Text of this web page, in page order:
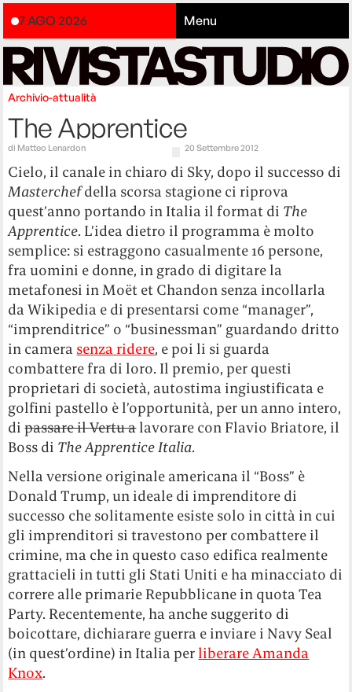
7 AGO 2026 Menu
Archivio-attualità
The Apprentice
di Matteo Lenardon 20 Settembre 2012
Cielo, il canale in chiaro di Sky, dopo il successo di
Masterchefdella scorsa stagione ci riprova
quest’anno portando in Italia il format di The
Apprentice. L’idea dietro il programma è molto
semplice: si estraggono casualmente 16 persone,
fra uomini e donne, in grado di digitare la
metafonesi in Moët et Chandon senza incollarla
da Wikipedia e di presentarsi come “manager”,
“imprenditrice” o “businessman” guardando dritto
in camera senza ridere, e poi li si guarda
combattere fra di loro. Il premio, per questi
proprietari di società, autostima ingiustificata e
golfini pastello è l’opportunità, per un anno intero,
dipassare il Vertu alavorare con Flavio Briatore, il
Boss di The Apprentice Italia.
Nella versione originale americana il “Boss” è
Donald Trump, un ideale di imprenditore di
successo che solitamente esiste solo in città in cui
gli imprenditori si travestono per combattere il
crimine, ma che in questo caso edifica realmente
grattacieli in tutti gli Stati Uniti e ha minacciato di
correre alle primarie Repubblicane in quota Tea
Party. Recentemente, ha anche suggerito di
boicottare, dichiarare guerra e inviare i Navy Seal
(in quest’ordine) in Italia per liberare Amanda
Knox.